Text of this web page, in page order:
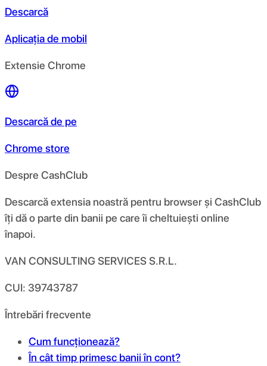
Descarcă
Aplicația de mobil
Extensie Chrome
Descarcă de pe
Chrome store
Despre CashClub
Descarcă extensia noastră pentru browser și CashClub
îți dă o parte din banii pe care îi cheltuiești online
înapoi.
VAN CONSULTING SERVICES S.R.L.
CUI: 39743787
Întrebări frecvente
Cum funcționează?
În cât timp primesc banii în cont?